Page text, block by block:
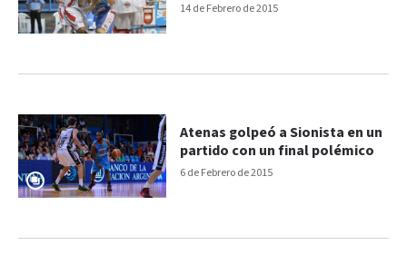
14 de Febrero de 2015
6 de Febrero de 2015
Atenas golpeó a Sionista en un
partido con un final polémico